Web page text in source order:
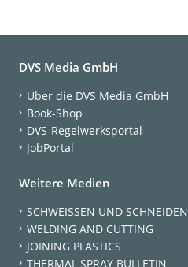
DVS Media GmbH
Über die DVS Media GmbH
Book-Shop
DVS-Regelwerksportal
JobPortal
Weitere Medien
SCHWEISSEN UND SCHNEIDEN
WELDING AND CUTTING
JOINING PLASTICS
THERMAL SPRAY BULLETIN